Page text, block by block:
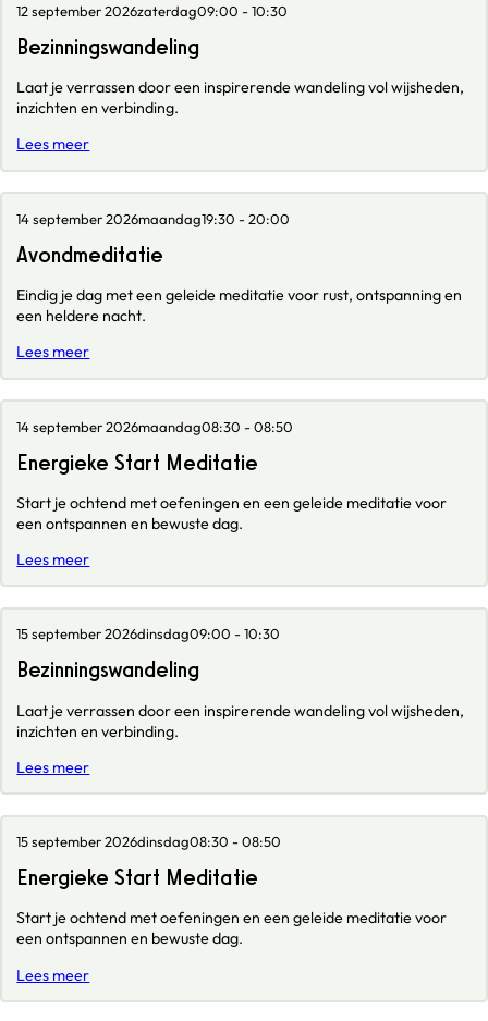
12 september 2026zaterdag09:00 - 10:30
Bezinningswandeling
Laat je verrassen door een inspirerende wandeling vol wijsheden,
inzichten en verbinding.
Lees meer
14 september 2026maandag19:30 - 20:00
Avondmeditatie
Eindig je dag met een geleide meditatie voor rust, ontspanning en
een heldere nacht.
Lees meer
14 september 2026maandag08:30 - 08:50
Energieke Start Meditatie
Start je ochtend met oefeningen en een geleide meditatie voor
een ontspannen en bewuste dag.
Lees meer
15 september 2026dinsdag09:00 - 10:30
Bezinningswandeling
Laat je verrassen door een inspirerende wandeling vol wijsheden,
inzichten en verbinding.
Lees meer
15 september 2026dinsdag08:30 - 08:50
Energieke Start Meditatie
Start je ochtend met oefeningen en een geleide meditatie voor
een ontspannen en bewuste dag.
Lees meer